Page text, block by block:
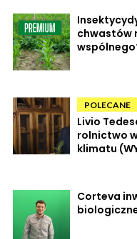
chwastów
POLECANE
Livio
rolnictwo
klimatu
Corteva